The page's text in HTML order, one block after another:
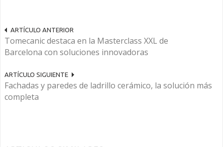
ARTÍCULO ANTERIOR
Tomecanic destaca en la Masterclass XXL de
Barcelona con soluciones innovadoras
ARTÍCULO SIGUIENTE
Fachadas y paredes de ladrillo cerámico, la solución más
completa